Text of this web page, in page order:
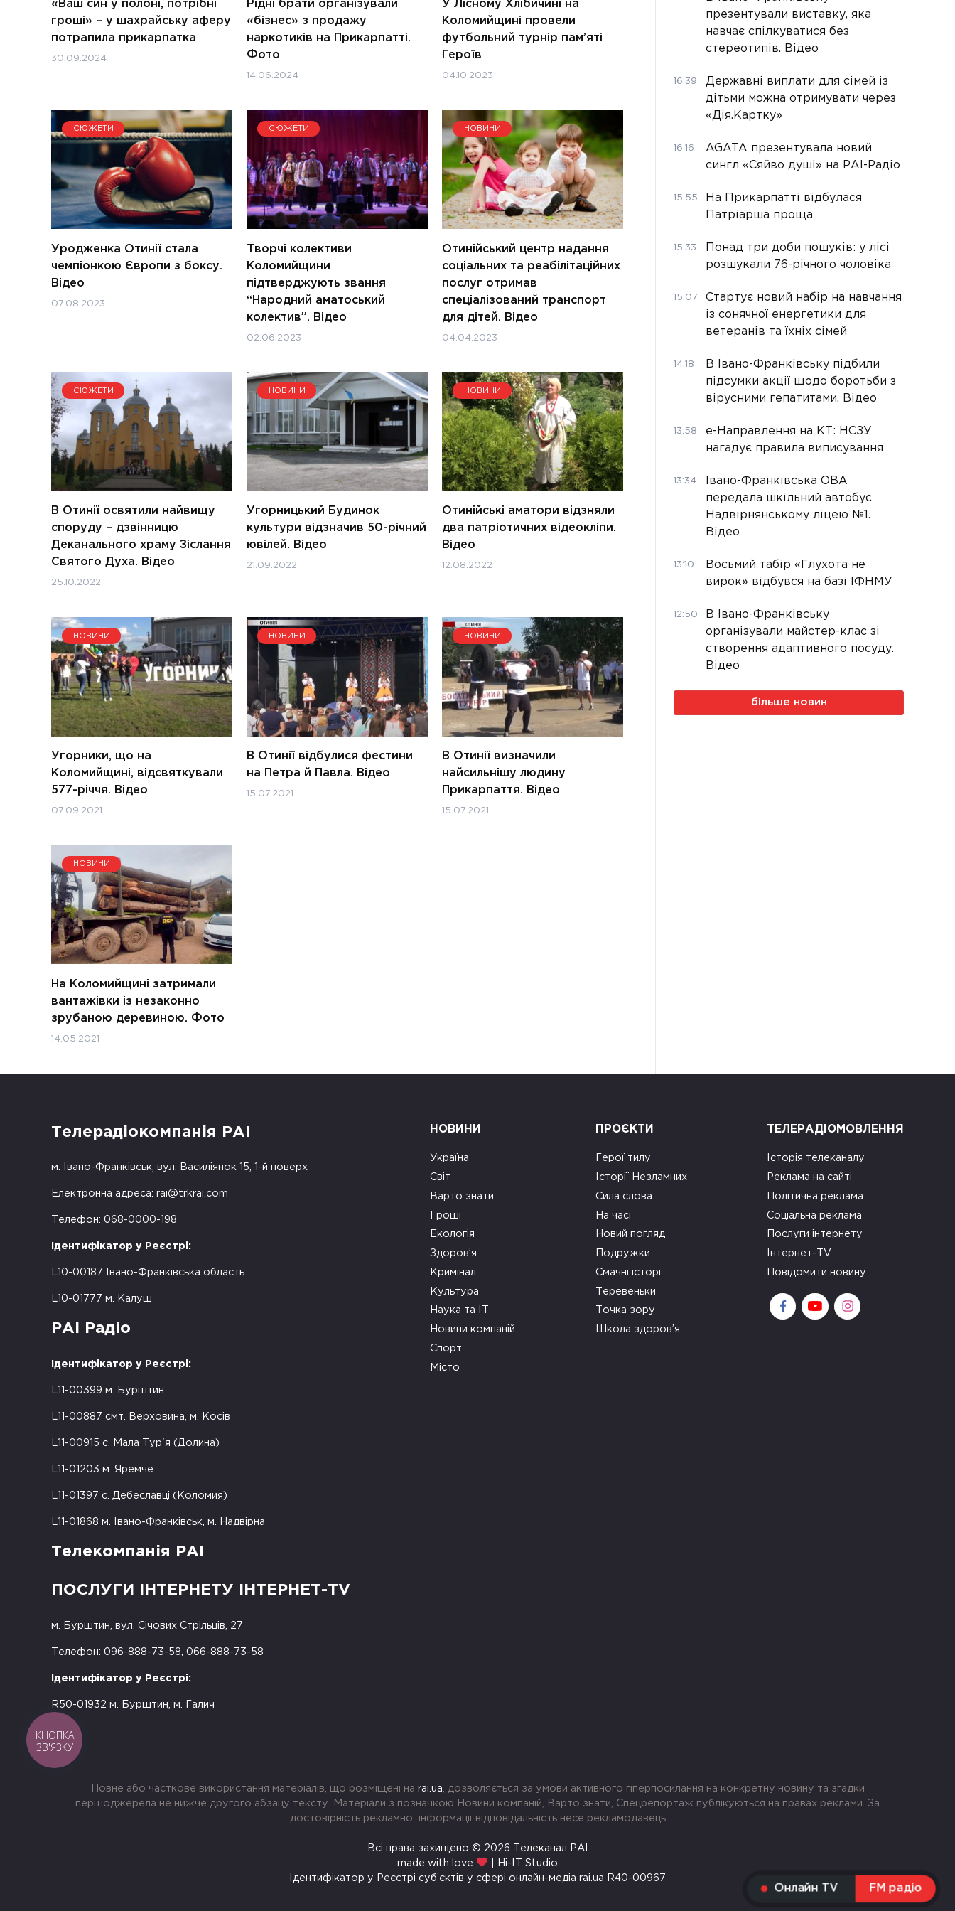
Онлайн TV FM радіо
«Ваш син у полоні, потрібні
гроші» – у шахрайську аферу
потрапила прикарпатка
30.09.2024
Рідні брати організували
«бізнес» з продажу
наркотиків на Прикарпатті.
Фото
14.06.2024
У Лісному Хлібичині на
Коломийщині провели
футбольний турнір пам’яті
Героїв
04.10.2023
СЮЖЕТИ
Уродженка Отинії стала
чемпіонкою Європи з боксу.
Відео
07.08.2023
СЮЖЕТИ
Творчі колективи
Коломийщини
підтверджують звання
“Народний аматоський
колектив”. Відео
02.06.2023
НОВИНИ
Отинійський центр надання
соціальних та реабілітаційних
послуг отримав
спеціалізований транспорт
для дітей. Відео
04.04.2023
СЮЖЕТИ
В Отинії освятили найвищу
споруду – дзвінницю
Деканального храму Зіслання
Святого Духа. Відео
25.10.2022
НОВИНИ
Угорницький Будинок
культури відзначив 50-річний
ювілей. Відео
21.09.2022
НОВИНИ
Отинійські аматори відзняли
два патріотичних відеокліпи.
Відео
12.08.2022
НОВИНИ
Угорники, що на
Коломийщині, відсвяткували
577-річчя. Відео
07.09.2021
НОВИНИ
В Отинії відбулися фестини
на Петра й Павла. Відео
15.07.2021
НОВИНИ
В Отинії визначили
найсильнішу людину
Прикарпаття. Відео
15.07.2021
НОВИНИ
На Коломийщині затримали
вантажівки із незаконно
зрубаною деревиною. Фото
14.05.2021
презентували виставку, яка
навчає спілкуватися без
стереотипів. Відео
16:39
Державні виплати для сімей із
дітьми можна отримувати через
«Дія.Картку»
16:16
AGATA презентувала новий
сингл «Сяйво душі» на РАІ-Радіо
15:55
На Прикарпатті відбулася
Патріарша проща
15:33
Понад три доби пошуків: у лісі
розшукали 76-річного чоловіка
15:07
Стартує новий набір на навчання
із сонячної енергетики для
ветеранів та їхніх сімей
14:18
В Івано-Франківську підбили
підсумки акції щодо боротьби з
вірусними гепатитами. Відео
13:58
е-Направлення на КТ: НСЗУ
нагадує правила виписування
13:34
Івано-Франківська ОВА
передала шкільний автобус
Надвірнянському ліцею №1.
Відео
13:10
Восьмий табір «Глухота не
вирок» відбувся на базі ІФНМУ
12:50
В Івано-Франківську
організували майстер-клас зі
створення адаптивного посуду.
Відео
більше новин
Телерадіокомпанія РАІ
м. Івано-Франківськ, вул. Василіянок 15, 1-й поверх
Електронна адреса: rai@trkrai.com
Телефон: 068-0000-198
Ідентифікатор у Реєстрі:
L10-00187 Івано-Франківська область
L10-01777 м. Калуш
РАІ Радіо
Ідентифікатор у Реєстрі:
L11-00399 м. Бурштин
L11-00887 смт. Верховина, м. Косів
L11-00915 с. Мала Тур'я (Долина)
L11-01203 м. Яремче
L11-01397 с. Дебеславці (Коломия)
L11-01868 м. Івано-Франківськ, м. Надвірна
Телекомпанія РАІ
ПОСЛУГИ ІНТЕРНЕТУ ІНТЕРНЕТ-TV
м. Бурштин, вул. Січових Стрільців, 27
Телефон: 096-888-73-58, 066-888-73-58
Ідентифікатор у Реєстрі:
R50-01932 м. Бурштин, м. Галич
НОВИНИ
Україна
Світ
Варто знати
Гроші
Екологія
Здоров’я
Кримінал
Культура
Наука та ІТ
Новини компаній
Спорт
Місто
ПРОЄКТИ
Герої тилу
Історії Незламних
Сила слова
На часі
Новий погляд
Подружки
Смачні історії
Теревеньки
Точка зору
Школа здоров’я
ТЕЛЕРАДІОМОВЛЕННЯ
Історія телеканалу
Реклама на сайті
Політична реклама
Соціальна реклама
Послуги інтернету
Інтернет-TV
Повідомити новину
Повне або часткове використання матеріалів, що розміщені на rai.ua , дозволяється за умови активного гіперпосилання на конкретну новину та згадки
першоджерела не нижче другого абзацу тексту. Матеріали з позначкою Новини компаній, Варто знати, Спецрепортаж публікуються на правах реклами. За
достовірність рекламної інформації відповідальність несе рекламодавець
Всі права захищено © 2026 Телеканал РАІ
made with love
| Hi-IT Studio
Ідентифікатор у Реєстрі суб’єктів у сфері онлайн-медіа rai.ua R40-00967
КНОПКА
ЗВ'ЯЗКУ